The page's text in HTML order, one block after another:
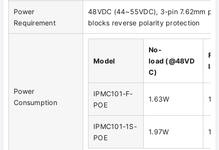
Power
Requirement
48VDC (44~55VDC), 3-pin 7.62mm
blocks reverse polarity protection
Power
Consumption
Model
No-
load (@48VD
C)
IPMC101-F-
POE
1.63W
IPMC101-1S-
POE
1.97W